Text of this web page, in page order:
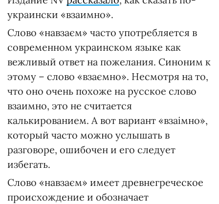
украински «взаимно».
Слово «навзаєм» часто употребляется в
современном украинском языке как
вежливый ответ на пожелания. Синоним к
этому – слово «взаємно». Несмотря на то,
что оно очень похоже на русское слово
взаимно, это не считается
калькированием. А вот вариант «взаімно»,
который часто можно услышать в
разговоре, ошибочен и его следует
избегать.
Слово «навзаєм» имеет древнегреческое
происхождение и обозначает